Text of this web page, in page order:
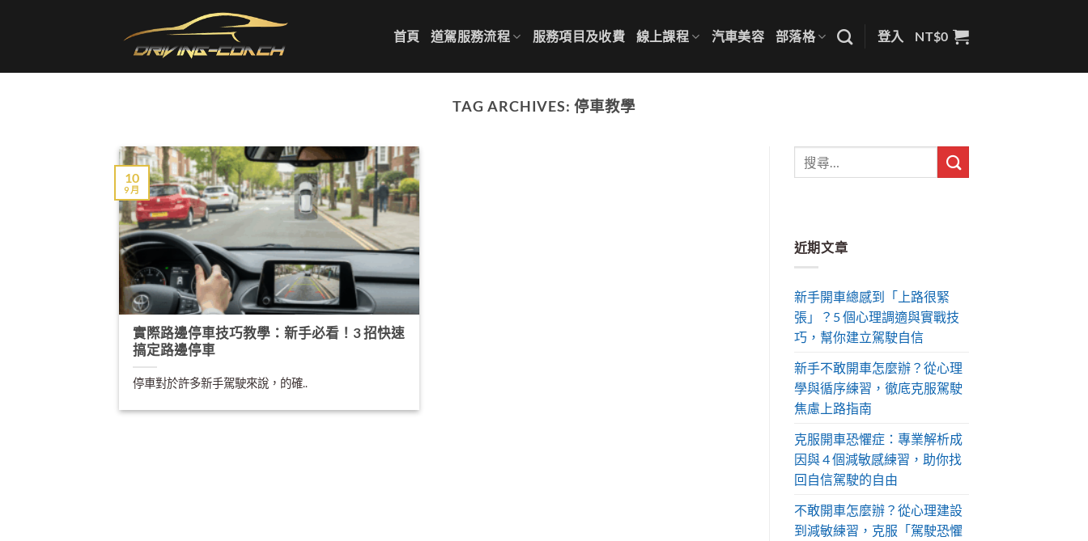
首頁 道駕服務流程 服務項目及收費 線上課程 汽車美容 部落格 登入 NT$0
TAG ARCHIVES:停車教學
實際路邊停車技巧教學：新手必看！3 招快速
搞定路邊停車
停車對於許多新手駕駛來說，的確..
10
9 月
近期文章
新手開車總感到「上路很緊
張」？5 個心理調適與實戰技
巧，幫你建立駕駛自信
新手不敢開車怎麼辦？從心理
學與循序練習，徹底克服駕駛
焦慮上路指南
克服開車恐懼症：專業解析成
因與 4 個減敏感練習，助你找
回自信駕駛的自由
不敢開車怎麼辦？從心理建設
到減敏練習，克服「駕駛恐懼